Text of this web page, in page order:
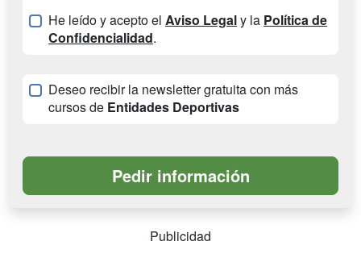
He leído y acepto el Aviso Legaly la Política de
Confidencialidad.
Deseo recibir la newsletter gratuita con más
cursos de Entidades Deportivas
Publicidad